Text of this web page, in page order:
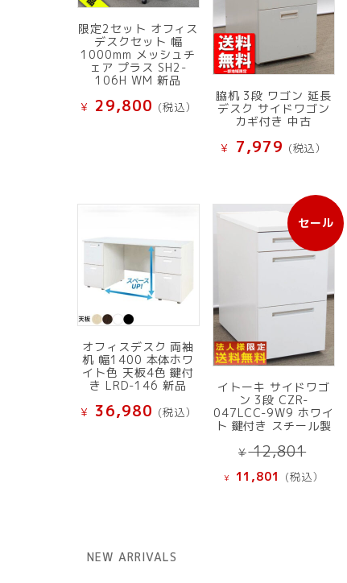
限定2セット オフィス
デスクセット 幅
1000mm メッシュチ
ェア プラス SH2-
106H WM 新品
¥ 29,800 (税込）
脇机 3段 ワゴン 延長
デスク サイドワゴン
カギ付き 中古
¥ 7,979 (税込）
オフィスデスク 両袖
机 幅1400 本体ホワ
イト色 天板4色 鍵付
き LRD-146 新品
¥ 36,980 (税込）
セール
販
売
中
品
イトーキ サイドワゴ
ン 3段 CZR-
047LCC-9W9 ホワイ
ト 鍵付き スチール製
¥12,801
の
価
¥ 11,801 現
(税込）
NEW ARRIVALS